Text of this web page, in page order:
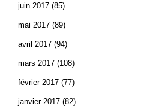
juin 2017 (85)
mai 2017 (89)
avril 2017 (94)
mars 2017 (108)
février 2017 (77)
janvier 2017 (82)